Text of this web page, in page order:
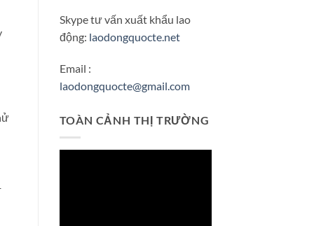
Skype tư vấn xuất khẩu lao
động: laodongquocte.net
Email :
laodongquocte@gmail.com
TOÀN CẢNH THỊ TRƯỜNG